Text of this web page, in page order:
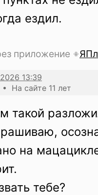
ездил.
приложение
На сайте 11 лет
такой
на
тебе?